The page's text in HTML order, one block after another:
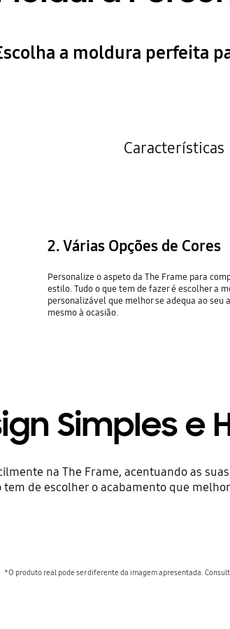
a moldura perfeita
Características
2. Várias Opções de Cores
Personalize o aspeto da The Frame para
estilo. Tudo o que tem de fazer é escolher a
personalizável que melhor se adequa ao seu
mesmo à ocasião.
Simples e
na The Frame, acentuando as
tem de escolher o acabamento que
*O produto real pode ser diferente da imagem apresentada.